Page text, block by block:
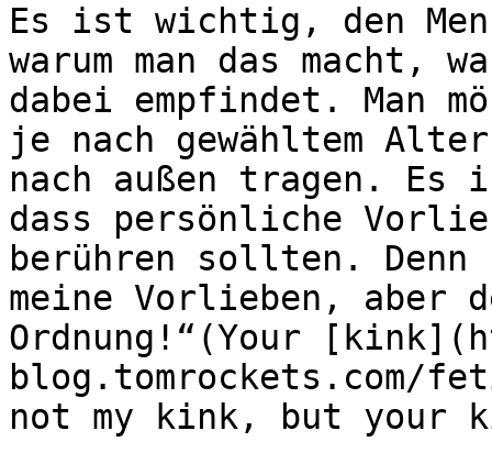
Es ist wichtig, den
warum man das macht,
dabei empfindet. Man
je nach gewähltem
nach außen tragen.
dass persönliche
berühren sollten.
meine Vorlieben, aber
Ordnung!“(Your
blog.tomrockets.com/
not my kink, but your